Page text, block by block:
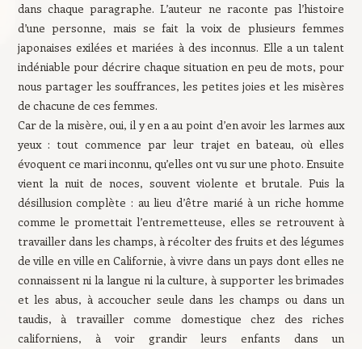
dans chaque paragraphe. L’auteur ne raconte pas l’histoire
d’une personne, mais se fait la voix de plusieurs femmes
japonaises exilées et mariées à des inconnus. Elle a un talent
indéniable pour décrire chaque situation en peu de mots, pour
nous partager les souffrances, les petites joies et les misères
de chacune de ces femmes.
Car de la misère, oui, il y en a au point d’en avoir les larmes aux
yeux : tout commence par leur trajet en bateau, où elles
évoquent ce mari inconnu, qu’elles ont vu sur une photo. Ensuite
vient la nuit de noces, souvent violente et brutale. Puis la
désillusion complète : au lieu d’être marié à un riche homme
comme le promettait l’entremetteuse, elles se retrouvent à
travailler dans les champs, à récolter des fruits et des légumes
de ville en ville en Californie, à vivre dans un pays dont elles ne
connaissent ni la langue ni la culture, à supporter les brimades
et les abus, à accoucher seule dans les champs ou dans un
taudis, à travailler comme domestique chez des riches
californiens, à voir grandir leurs enfants dans un